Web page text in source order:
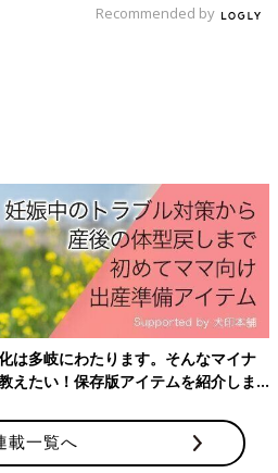
Recommended by
は多岐にわたります。そんなマイナ
えたい！保存版アイテムを紹介しま
載一覧へ